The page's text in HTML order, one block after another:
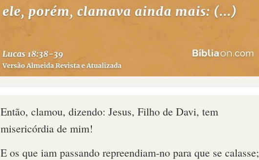
Então, clamou, dizendo: Jesus, Filho de Davi, tem
misericórdia de mim!
E os que iam passando repreendiam-no para que se calasse;